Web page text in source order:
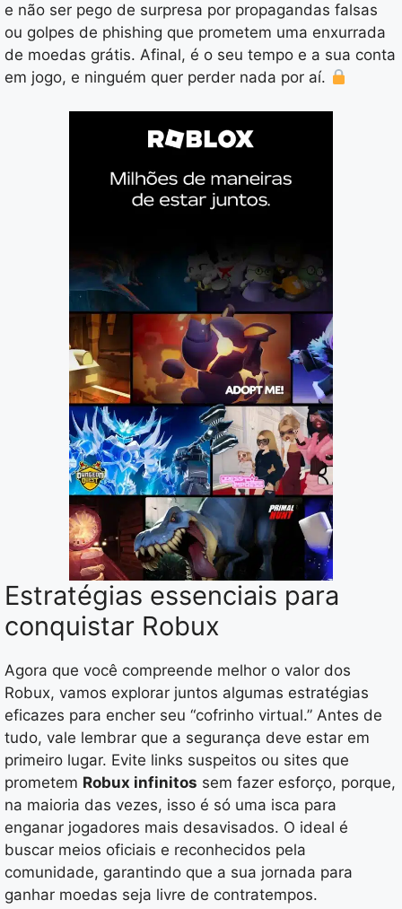
e não ser pego de surpresa por propagandas falsas
ou golpes de phishing que prometem uma enxurrada
de moedas grátis. Afinal, é o seu tempo e a sua conta
em jogo, e ninguém quer perder nada por aí.
Estratégias essenciais para
conquistar Robux
Agora que você compreende melhor o valor dos
Robux, vamos explorar juntos algumas estratégias
eficazes para encher seu “cofrinho virtual.” Antes de
tudo, vale lembrar que a segurança deve estar em
primeiro lugar. Evite links suspeitos ou sites que
prometem Robux infinitos sem fazer esforço, porque,
na maioria das vezes, isso é só uma isca para
enganar jogadores mais desavisados. O ideal é
buscar meios oficiais e reconhecidos pela
comunidade, garantindo que a sua jornada para
ganhar moedas seja livre de contratempos.